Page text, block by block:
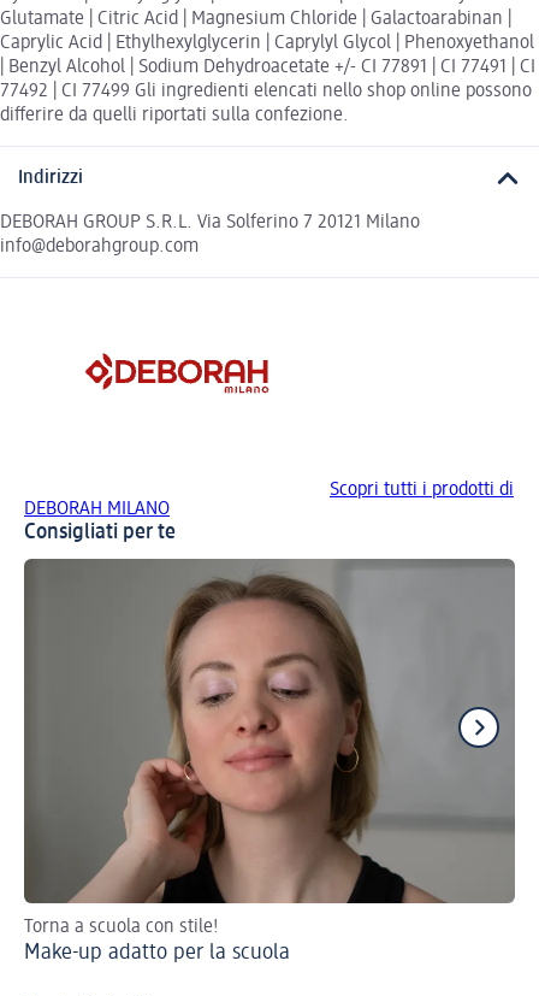
Glutamate | Citric Acid | Magnesium Chloride | Galactoarabinan |
Caprylic Acid | Ethylhexylglycerin | Caprylyl Glycol | Phenoxyethanol
| Benzyl Alcohol | Sodium Dehydroacetate +/- CI 77891 | CI 77491 | CI
77492 | CI 77499 Gli ingredienti elencati nello shop online possono
differire da quelli riportati sulla confezione.
Indirizzi
DEBORAH GROUP S.R.L. Via Solferino 7 20121 Milano
info@deborahgroup.com
Scopri tutti i prodotti di
DEBORAH MILANO
Consigliati per te
Torna a scuola con stile!
Make-up adatto per la scuola